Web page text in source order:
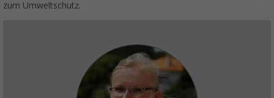
zum Umweltschutz.